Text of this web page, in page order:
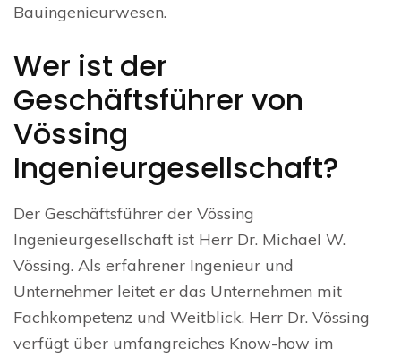
Bauingenieurwesen.
Wer ist der
Geschäftsführer von
Vössing
Ingenieurgesellschaft?
Der Geschäftsführer der Vössing
Ingenieurgesellschaft ist Herr Dr. Michael W.
Vössing. Als erfahrener Ingenieur und
Unternehmer leitet er das Unternehmen mit
Fachkompetenz und Weitblick. Herr Dr. Vössing
verfügt über umfangreiches Know-how im